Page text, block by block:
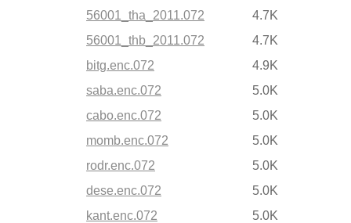
56001_tha_2011.072
4.7K
56001_thb_2011.072
4.7K
bitg.enc.072
4.9K
saba.enc.072
5.0K
cabo.enc.072
5.0K
momb.enc.072
5.0K
rodr.enc.072
5.0K
dese.enc.072
5.0K
kant.enc.072
5.0K